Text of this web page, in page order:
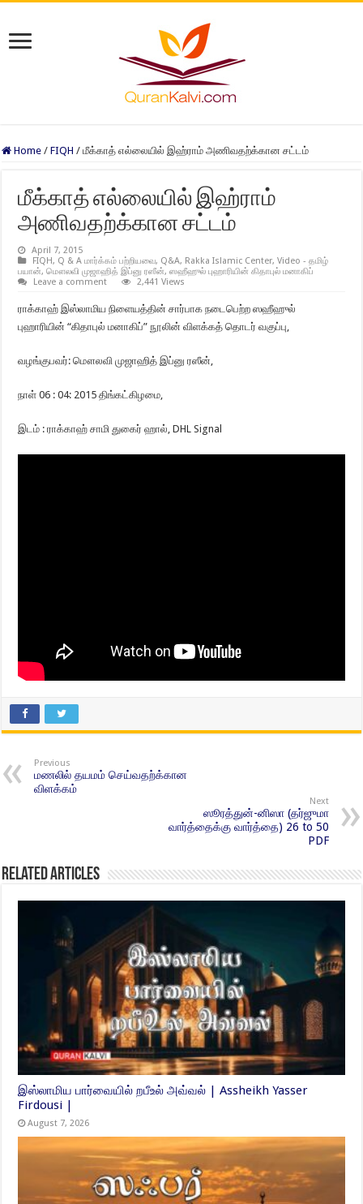
Home / FIQH / மீக்காத் எல்லையில் இஹ்ராம் அணிவதற்க்கான சட்டம்
மீக்காத் எல்லையில் இஹ்ராம்
அணிவதற்க்கான சட்டம்
April 7, 2015
FIQH, Q & A மார்க்கம் பற்றியவை, Q&A, Rakka Islamic Center,Video - தமிழ்
பயான்,மௌலவி முஜாஹித் இப்னு ரஸீன்,ஸஹீஹுல் புஹாரியின் கிதாபுல் மனாகிப்
Leave a comment
2,441 Views
ராக்காஹ் இஸ்லாமிய நிளையத்தின் சார்பாக நடைபெற்ற ஸஹீஹுல்
புஹாரியின் “கிதாபுல் மனாகிப்” நூலின் விளக்கத் தொடர் வகுப்பு,
வழங்குபவர்: மௌலவி முஜாஹித் இப்னு ரஸீன்,
நாள் 06 : 04: 2015 திங்கட்கிழமை,
இடம் : ராக்காஹ் சாமி துகைர் ஹால், DHL Signal
Previous
மணலில் தயமம் செய்வதற்க்கான
விளக்கம்
Next
ஸூரத்துன்-னிஸா (தர்ஜுமா
வார்த்தைக்கு வார்த்தை) 26 to 50
PDF
Related Articles
இஸ்லாமிய பார்வையில் றபீஉல் அவ்வல் | Assheikh Yasser
Firdousi |
August 7, 2026